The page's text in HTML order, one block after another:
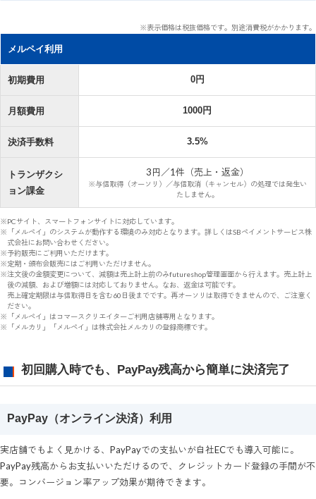
※表示価格は税抜価格です。別途消費税がかかります。
メルペイ利用
初期費用 0円
月額費用 1000円
決済手数料 3.5%
トランザクシ
ョン課金
3円／1件（売上・返金）
※与信取得（オーソリ）／与信取消（キャンセル）の処理では発生い
たしません。
※PCサイト、スマートフォンサイトに対応しています。
※「メルペイ」のシステムが動作する環境のみ対応となります。詳しくはSBペイメントサービス株
式会社にお問い合わせください。
※予約販売にご利用いただけます。
※定期・頒布会販売にはご利用いただけません。
※注文後の金額変更について、減額は売上計上前のみfutureshop管理画面から行えます。売上計上
後の減額、および増額には対応しておりません。なお、返金は可能です。
売上確定期限は与信取得日を含む60日後までです。再オーソリは取得できませんので、ご注意く
ださい。
※「メルペイ」はコマースクリエイターご利用店舗専用となります。
※「メルカリ」「メルペイ」は株式会社メルカリの登録商標です。
初回購入時でも、PayPay残高から簡単に決済完了
PayPay（オンライン決済）利用
実店舗でもよく見かける、PayPayでの支払いが自社ECでも導入可能に。
PayPay残高からお支払いいただけるので、クレジットカード登録の手間が不
要。コンバージョン率アップ効果が期待できます。